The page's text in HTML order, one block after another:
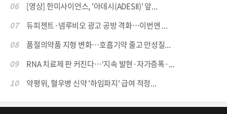
06
[영상] 한미사이언스, '아데시(ADESII)' 앞...
07
듀피젠트·넴루비오 광고 공방 격화…이번엔 ...
08
품절의약품 지형 변화…호흡기약 줄고 만성질...
09
RNA 치료제 판 커진다…‘지속 발현·자가증폭·...
10
약평위, 혈우병 신약 '하임파지' 급여 적정...